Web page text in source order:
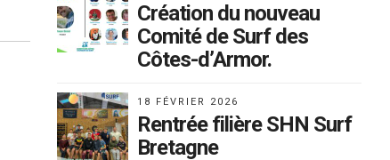
Création du nouveau
Comité de Surf des
Côtes-d’Armor.
18 FÉVRIER 2026
Rentrée filière SHN Surf
Bretagne